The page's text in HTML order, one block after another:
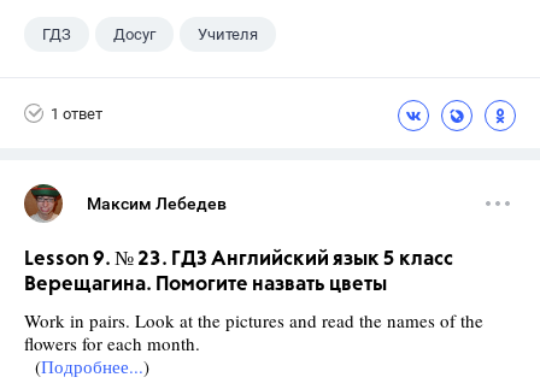
ГДЗ Досуг Учителя
1 ответ
Максим Лебедев
Lesson 9. № 23. ГДЗ Английский язык 5 класс
Верещагина. Помогите назвать цветы
Work in pairs. Look at the pictures and read the names of the
flowers for each month.
(Подробнее...)